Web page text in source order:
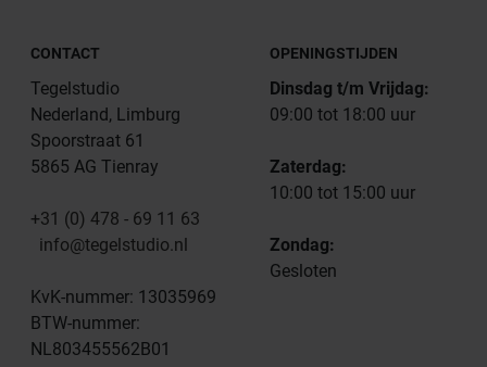
CONTACT
Tegelstudio
Nederland, Limburg
Spoorstraat 61
5865 AG Tienray
+31 (0) 478 - 69 11 63
info@tegelstudio.nl
KvK-nummer: 13035969
BTW-nummer:
NL803455562B01
OPENINGSTIJDEN
Dinsdag t/m Vrijdag:
09:00 tot 18:00 uur
Zaterdag:
10:00 tot 15:00 uur
Zondag:
Gesloten